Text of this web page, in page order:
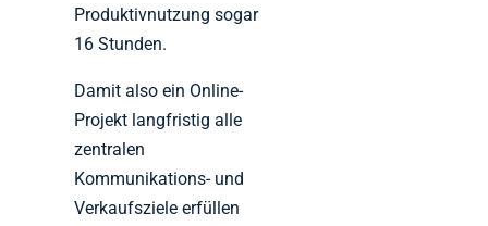
Produktivnutzung sogar
16 Stunden.
Damit also ein Online-
Projekt langfristig alle
zentralen
Kommunikations- und
Verkaufsziele erfüllen